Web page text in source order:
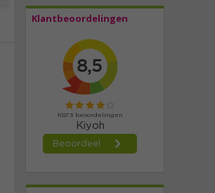
Klantbeoordelingen